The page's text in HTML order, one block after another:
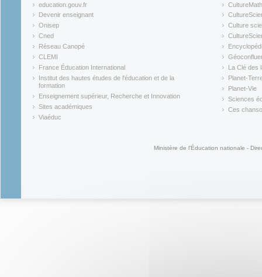
education.gouv.fr
(link is external)
Devenir enseignant
(link is external)
Onisep
(link is external)
Cned
(link is external)
Réseau Canopé
(link is external)
CLEMI
(link is external)
France Éducation International
(link is external)
Institut des hautes études de l'éducation et de la
formation
(link is external)
Enseignement supérieur, Recherche et Innovation
(link is external)
Sites académiques
(link is external)
Viaéduc
CultureMath
(link is
(link is
Culture
(link is
(link is
(link is
La Clé des
(link is
Planet-
(link is
Planet-Vie
(link is
Sciences
(link is
Ces
Ministère de l'Éducation nationale -